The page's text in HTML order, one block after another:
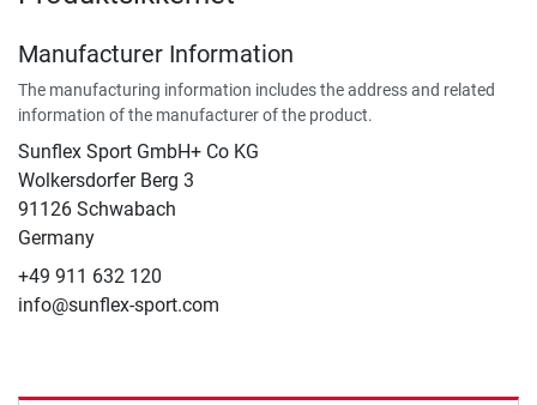
Manufacturer Information
The manufacturing information includes the address and related
information of the manufacturer of the product.
Sunflex Sport GmbH+ Co KG
Wolkersdorfer Berg 3
91126 Schwabach
Germany
+49 911 632 120
info@sunflex-sport.com